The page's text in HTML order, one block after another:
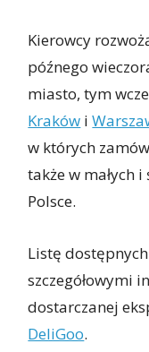
Kierowcy
późnego
miasto, tym
Kraków i
w których
także w małych
Polsce.
Listę
szczegółowymi
dostarczanej
DeliGoo.